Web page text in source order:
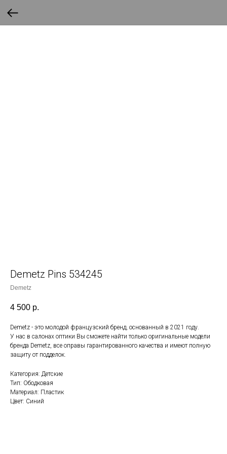
Demetz Pins 534245
Demetz
4 500 р.
Demetz - это молодой французский бренд, основанный в 2021 году.
У нас в салонах оптики Вы сможете найти только оригинальные модели
бренда Demetz, все оправы гарантированного качества и имеют полную
защиту от подделок.
Категория: Детские
Тип: Ободковая
Материал: Пластик
Цвет: Синий